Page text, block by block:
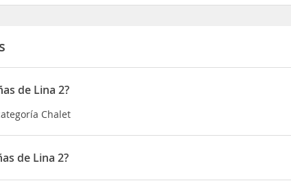
de Lina 2?
Chalet
de Lina 2?
en Vía a El Francés